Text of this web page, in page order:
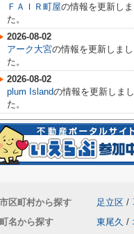
ＦＡＩＲ町屋の情報を更新しま
た。
2026-08-02
アーク大宮の情報を更新しまし
た。
2026-08-02
plum Islandの情報を更新しまし
た。
市区町村から探す 足立区 /
町名から探す
東尾久 /